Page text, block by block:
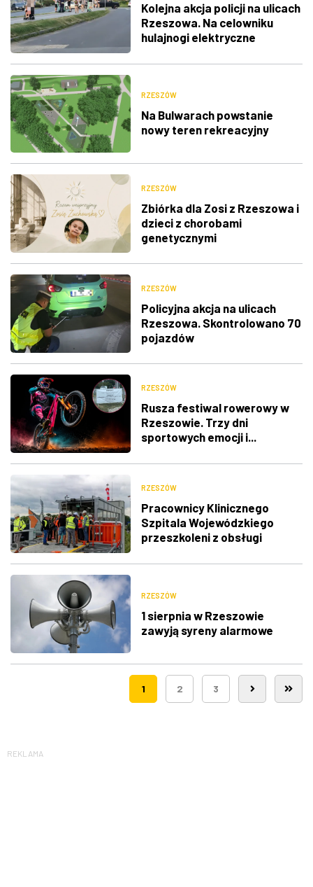
Kolejna akcja policji na ulicach
Rzeszowa. Na celowniku
hulajnogi elektryczne
RZESZÓW
Na Bulwarach powstanie
nowy teren rekreacyjny
RZESZÓW
Zbiórka dla Zosi z Rzeszowa i
dzieci z chorobami
genetycznymi
RZESZÓW
Policyjna akcja na ulicach
Rzeszowa. Skontrolowano 70
pojazdów
RZESZÓW
Rusza festiwal rowerowy w
Rzeszowie. Trzy dni
sportowych emocji i...
RZESZÓW
Pracownicy Klinicznego
Szpitala Wojewódzkiego
przeszkoleni z obsługi
śmigłowców LPR
RZESZÓW
1 sierpnia w Rzeszowie
zawyją syreny alarmowe
1 2 3
REKLAMA